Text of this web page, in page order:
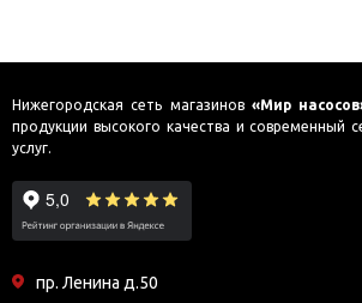
Нижегородская сеть магазинов «Мир
продукции высокого качества и современный
услуг.
пр. Ленина д.50